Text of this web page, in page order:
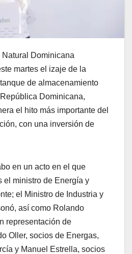
Natural Dominicana
martes el izaje de la
de almacenamiento
Dominicana,
el hito más importante del
con una inversión de
en un acto en el que
el ministro de Energía y
el Ministro de Industria y
así como Rolando
representación de
Oller, socios de Energas,
y Manuel Estrella, socios